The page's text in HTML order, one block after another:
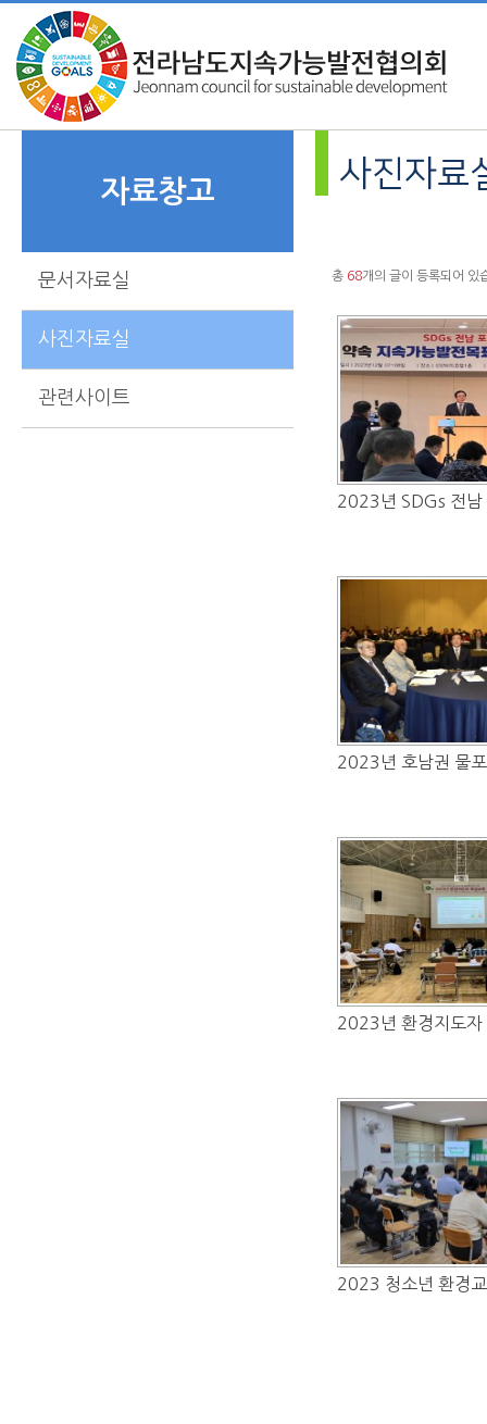
자료창고
문서자료실
사진자료실
관련사이트
사진자료
총 68개의 글이 등록되어 있
2023년 SDGs 전남
2023년 호남권 물
2023년 환경지도자
2023 청소년 환경